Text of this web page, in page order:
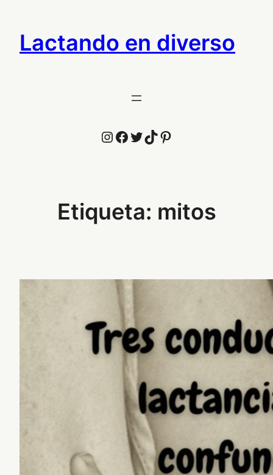
contenido
Lactando en diverso
Instagram
Facebook
Twitter
TikTok
Pinterest
Etiqueta: mitos